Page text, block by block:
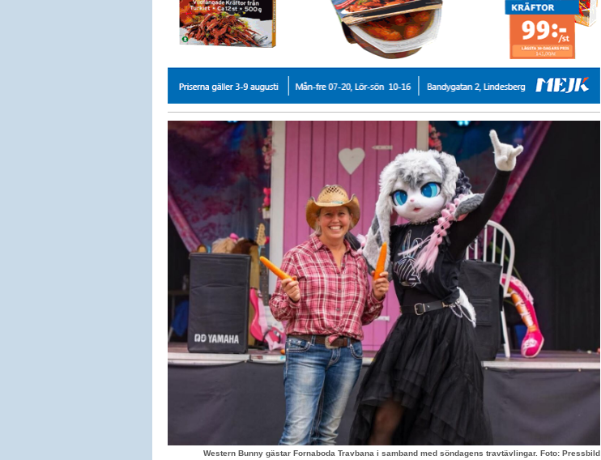
Western Bunny gästar Fornaboda Travbana i samband med söndagens travtävlingar. Foto: Pressbild